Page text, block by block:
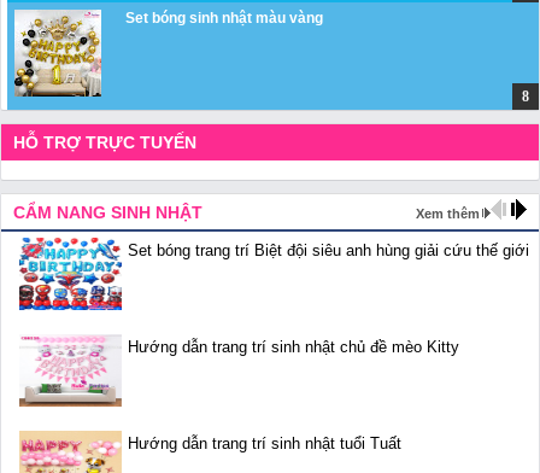
Set bóng sinh nhật màu vàng
HỖ TRỢ TRỰC TUYẾN
CẨM NANG SINH NHẬT Xem thêm
Set bóng trang trí Biệt đội siêu anh hùng giải cứu thế giới
Hướng dẫn trang trí sinh nhật chủ đề mèo Kitty
Hướng dẫn trang trí sinh nhật tuổi Tuất